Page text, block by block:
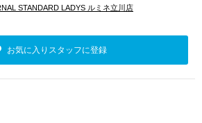
STANDARD LADYS ルミネ立川店
お気に入りスタッフに登録